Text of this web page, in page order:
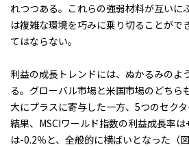
れつつある。これらの強弱材料が互いに
は複雑な環境を巧みに乗り切ることがで
てはならない。
利益の成長トレンドには、ぬかるみのよ
る。グローバル市場と米国市場のどちら
大にプラスに寄与した一方、5つのセク
結果、MSCIワールド指数の利益成長率
は-0.2％と、全般的に横ばいとなった （